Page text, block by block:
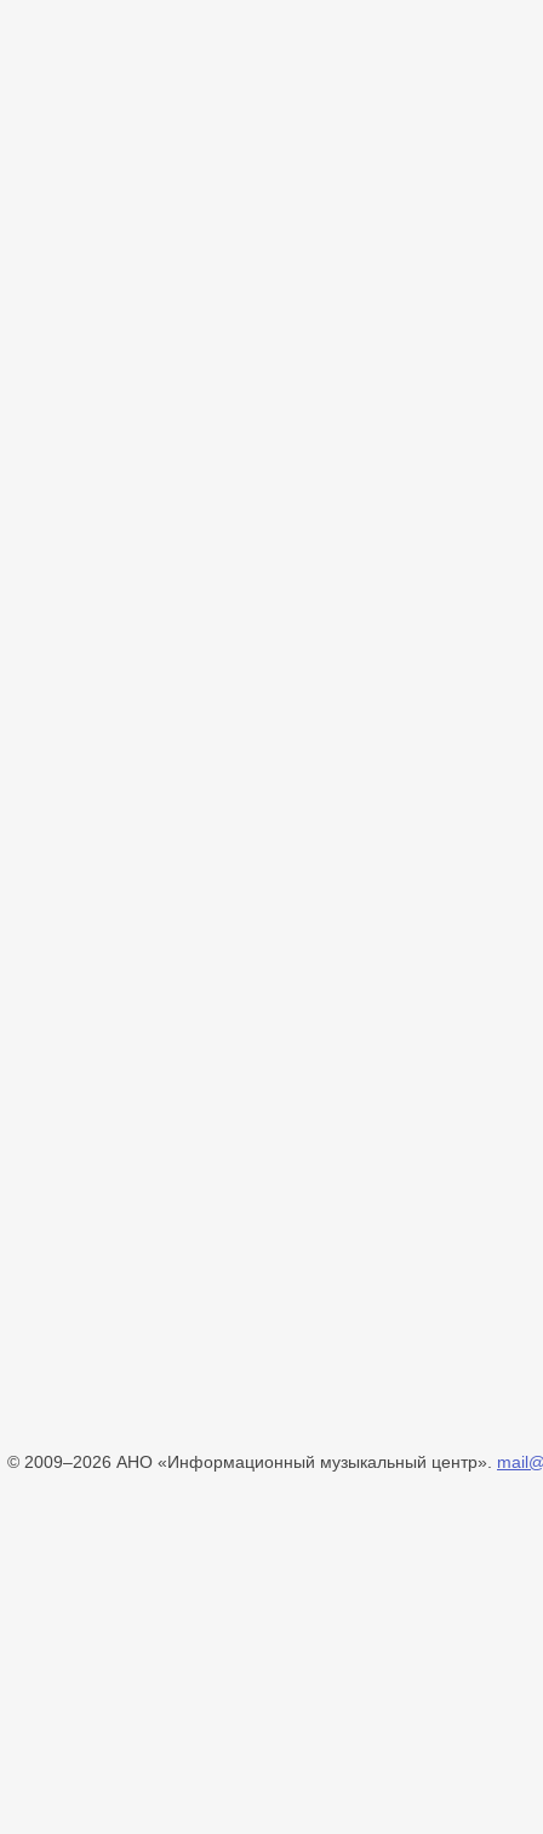
© 2009–2026 АНО «Информационный музыкальный центр».